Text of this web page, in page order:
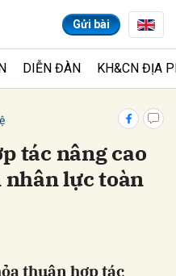
Gửi bài
DIỄN ĐÀN KH&CN ĐỊA
tác nâng cao
lực toàn
thuận hợp tác
Hủy Gửi